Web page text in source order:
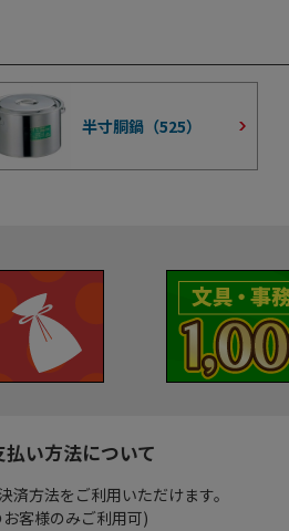
半寸胴鍋（525）
い方法について
方法をご利用いただけます。
客様のみご利用可)